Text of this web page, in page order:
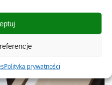
Polityka prywatności